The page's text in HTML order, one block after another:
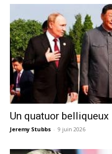
Un quatuor belliqueux
Jeremy Stubbs - 9 juin 2026